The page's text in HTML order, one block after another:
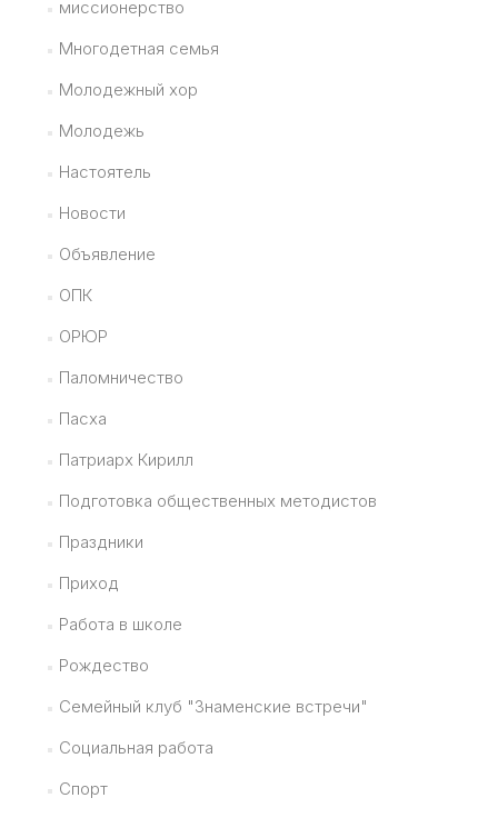
миссионерство
Многодетная семья
Молодежный хор
Молодежь
Настоятель
Новости
Объявление
ОПК
ОРЮР
Паломничество
Пасха
Патриарх Кирилл
Подготовка общественных методистов
Праздники
Приход
Работа в школе
Рождество
Семейный клуб "Знаменские встречи"
Социальная работа
Спорт